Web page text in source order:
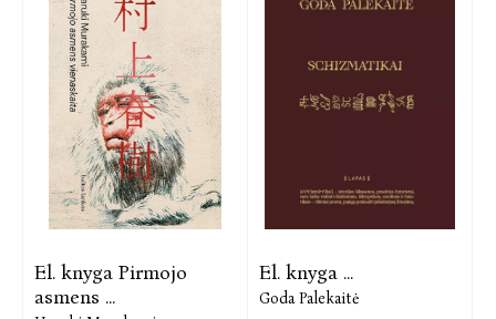
El. knyga Pirmojo
asmens ...
El. knyga ...
Goda Palekaitė